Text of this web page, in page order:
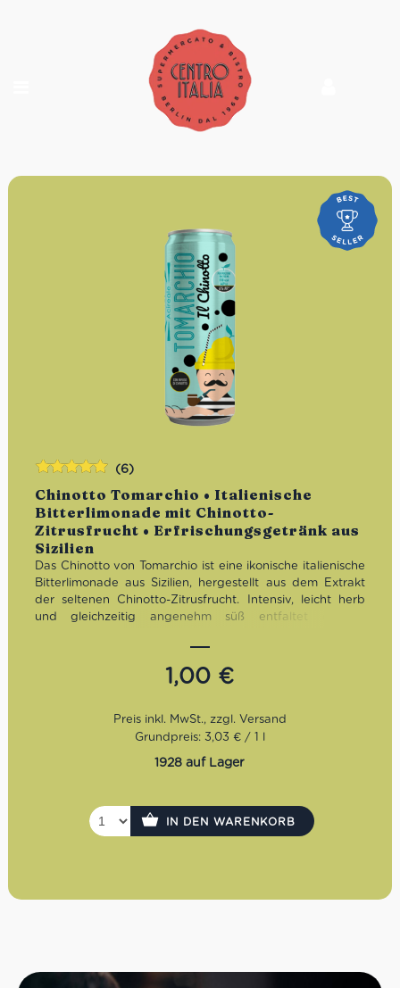
Chinotto Tomarchio • Italienische
Bitterlimonade mit Chinotto-
Zitrusfrucht • Erfrischungsgetränk aus
Sizilien
(6)
Das Chinotto von Tomarchio ist eine ikonische italienische
Bitterlimonade aus Sizilien, hergestellt aus dem Extrakt
der seltenen Chinotto-Zitrusfrucht. Intensiv, leicht herb
und gleichzeitig angenehm süß entfaltet es ein
Karamellnoten. Ein authentischer Klassiker für alle, die
italienische Softdrinks mit Charakter, Tiefe und echter
1,00 €
Bewertet
mit5.00von
5
Grundpreis: 3,03 € / 1 l
1928 auf Lager
IN DEN WARENKORB